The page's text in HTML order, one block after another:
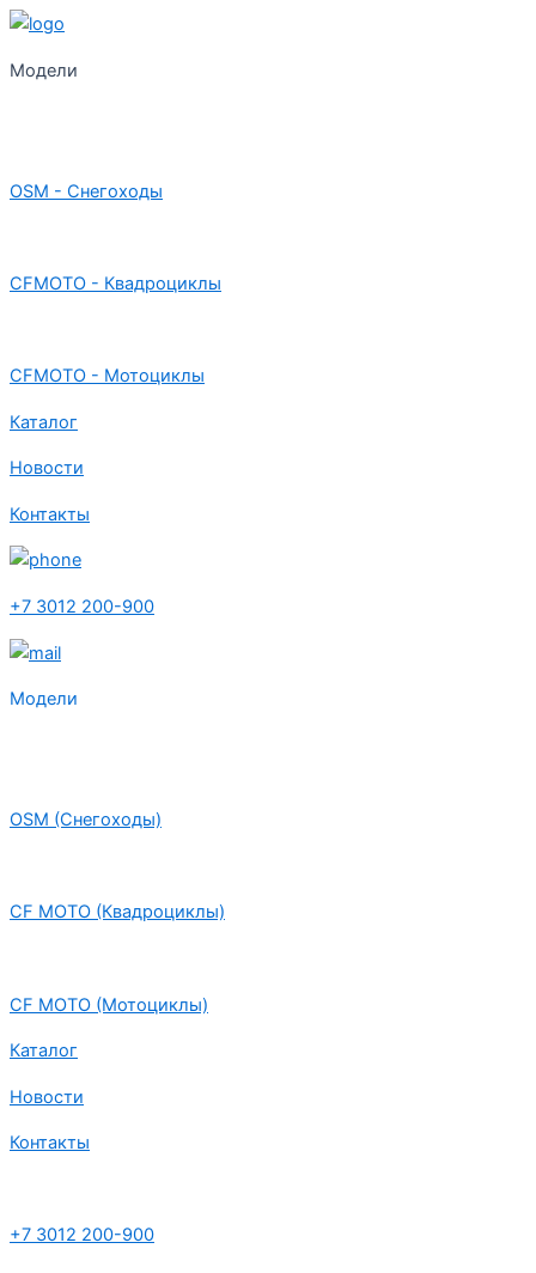
Модели
OSM - Снегоходы
CFMOTO - Квадроциклы
CFMOTO - Мотоциклы
Каталог
Новости
Контакты
+7 3012 200-900
Модели
OSM (Снегоходы)
CF MOTO (Квадроциклы)
CF MOTO (Мотоциклы)
Каталог
Новости
Контакты
+7 3012 200-900